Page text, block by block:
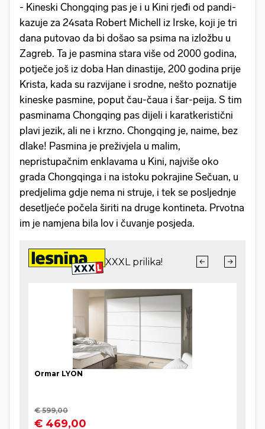
- Kineski Chongqing pas je i u Kini rjeđi od pandi-
kazuje za 24sata Robert Michell iz Irske, koji je tri
dana putovao da bi došao sa psima na izložbu u
Zagreb. Ta je pasmina stara više od 2000 godina,
potječe još iz doba Han dinastije, 200 godina prije
Krista, kada su razvijane i srodne, nešto poznatije
kineske pasmine, poput čau-čaua i šar-peija. S tim
pasminama Chongqing pas dijeli i karatkeristični
plavi jezik, ali ne i krzno. Chongqing je, naime, bez
dlake! Pasmina je preživjela u malim,
nepristupačnim enklavama u Kini, najviše oko
grada Chongqinga i na istoku pokrajine Sečuan, u
predjelima gdje nema ni struje, i tek se posljednje
desetljeće počela širiti na druge kontineta. Prvotna
im je namjena bila lov i čuvanje posjeda.